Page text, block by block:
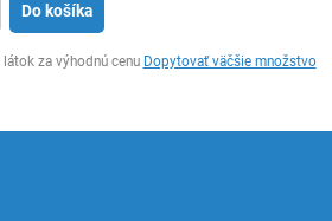
Do košíka
za výhodnú cenu Dopytovať väčšie množstvo